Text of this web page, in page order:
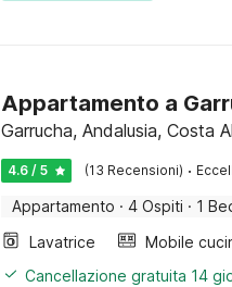
Appartamento a
Garrucha, Andalusia, Costa
4.6 / 5 (13 Recensioni) ·
Appartamento · 4 Ospiti · 1
Lavatrice
Mobile
Cancellazione gratuita 14